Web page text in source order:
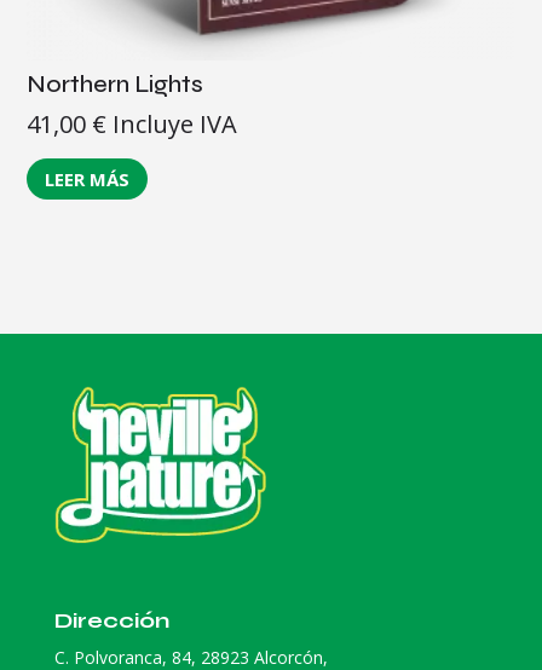
Northern Lights
41,00 € Incluye IVA
LEER MÁS
Dirección
C. Polvoranca, 84, 28923 Alcorcón,